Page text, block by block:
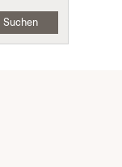
Suchen